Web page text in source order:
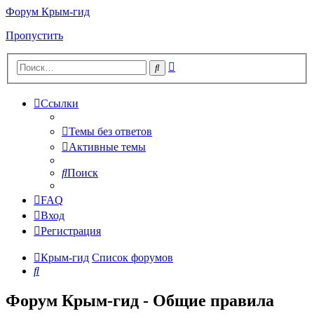
Форум Крым-гид
Пропустить
Поиск
Ссылки
Темы без ответов
Активные темы
Поиск
FAQ
Вход
Регистрация
Крым-гид Список форумов
Поиск
Форум Крым-гид - Общие правила